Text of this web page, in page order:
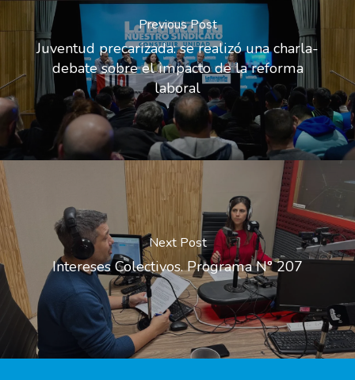
Previous Post
Juventud precarizada: se realizó una charla-
debate sobre el impacto de la reforma
laboral
Next Post
Intereses Colectivos. Programa N° 207